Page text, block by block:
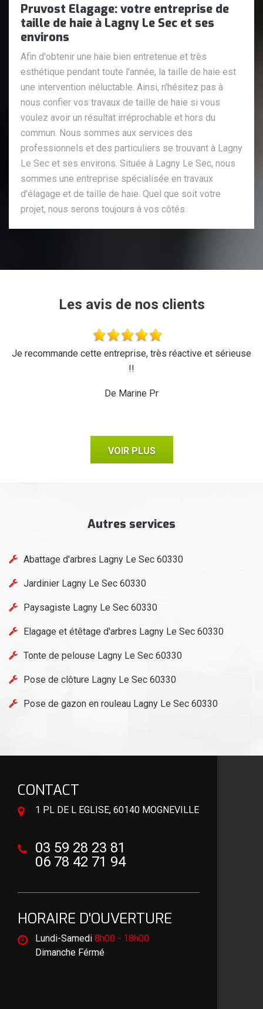
Pruvost Elagage: votre entreprise de
taille de haie à Lagny Le Sec et ses
environs
Afin d'obtenir une haie bien entretenue et très
esthétique pendant toute l'année, la taille de haie est
une intervention inéluctable. Ainsi, n'hésitez pas à
nous confier vos travaux de taille de haie si vous
voulez avoir un résultat irréprochable et hors du
commun. Nous sommes aux services des
professionnels et des particuliers se trouvant à Lagny
Le Sec et ses environs. Située à Lagny Le Sec, nous
sommes une entreprise spécialisée en travaux
d'élagage et de taille de haie. Quel que soit votre
projet, nous serons toujours à vos côtés.
Les avis de nos clients
Je recommande cette entreprise, très réactive et sérieuse
!!
De Marine Pr
VOIR PLUS
Autres services
Abattage d'arbres Lagny Le Sec 60330
Jardinier Lagny Le Sec 60330
Paysagiste Lagny Le Sec 60330
Elagage et étêtage d'arbres Lagny Le Sec 60330
Tonte de pelouse Lagny Le Sec 60330
Pose de clôture Lagny Le Sec 60330
Pose de gazon en rouleau Lagny Le Sec 60330
CONTACT
1 PL DE L EGLISE, 60140 MOGNEVILLE
03 59 28 23 81
06 78 42 71 94
HORAIRE D'OUVERTURE
Lundi-Samedi 8h00 - 18h00
Dimanche Férmé